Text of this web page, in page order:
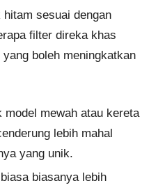
sesuai dengan
filter direka khas
boleh meningkatkan
model mewah atau kereta
lebih mahal
yang unik.
biasanya lebih